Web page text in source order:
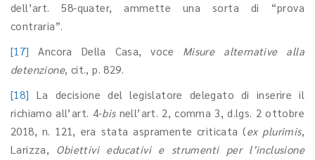
dell’art. 58-quater, ammette una sorta di “prova
contraria”.
[17] Ancora Della Casa, voce Misure alternative alla
detenzione, cit., p. 829.
[18] La decisione del legislatore delegato di inserire il
richiamo all’art. 4-bis nell’art. 2, comma 3, d.lgs. 2 ottobre
2018, n. 121, era stata aspramente criticata (ex plurimis,
Larizza, Obiettivi educativi e strumenti per l’inclusione